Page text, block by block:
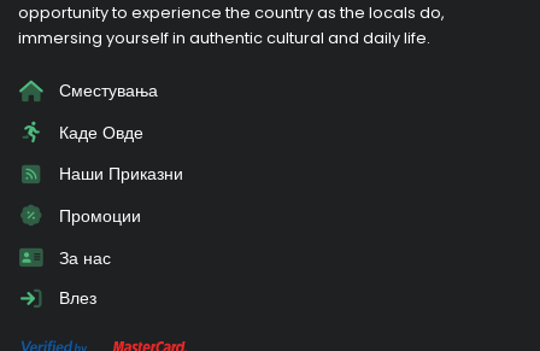
opportunity to experience the country as the locals do,
immersing yourself in authentic cultural and daily life.
Сместувања
Каде Овде
Наши Приказни
Промоции
За нас
Влез